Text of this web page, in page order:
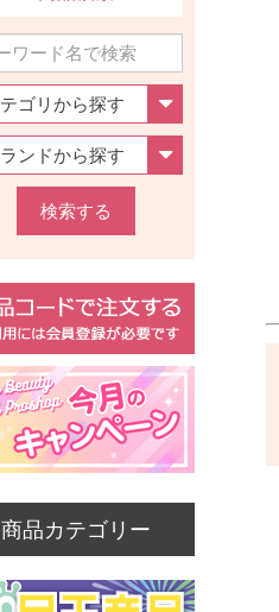
検索する
商品カテゴリー